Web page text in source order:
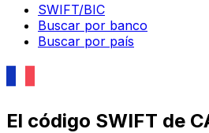
SWIFT/BIC
Buscar por banco
Buscar por país
El código SWIFT de